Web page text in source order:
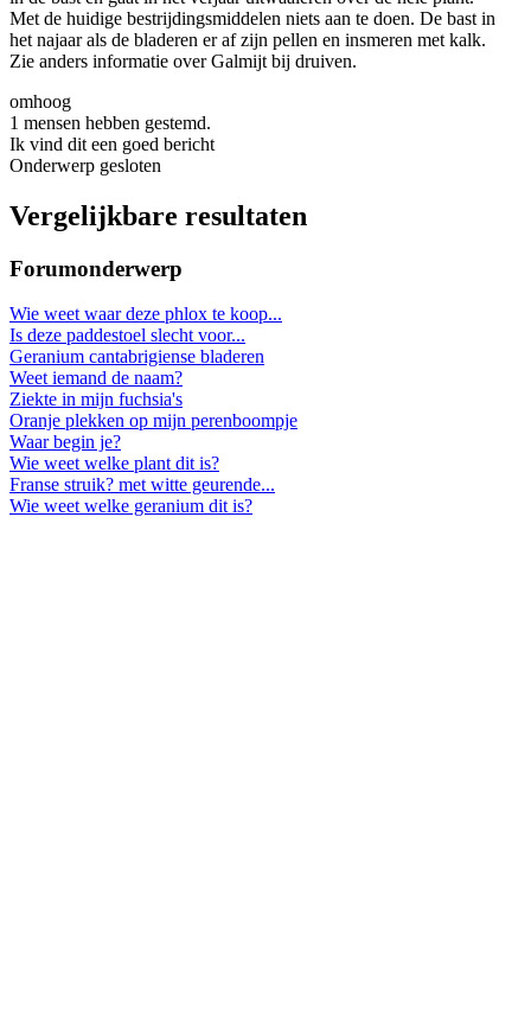
Met de huidige bestrijdingsmiddelen niets aan te doen. De bast in
het najaar als de bladeren er af zijn pellen en insmeren met kalk.
Zie anders informatie over Galmijt bij druiven.
omhoog
1 mensen hebben gestemd.
Ik vind dit een goed bericht
Onderwerp gesloten
Vergelijkbare resultaten
Forumonderwerp
Wie weet waar deze phlox te koop...
Is deze paddestoel slecht voor...
Geranium cantabrigiense bladeren
Weet iemand de naam?
Ziekte in mijn fuchsia's
Oranje plekken op mijn perenboompje
Waar begin je?
Wie weet welke plant dit is?
Franse struik? met witte geurende...
Wie weet welke geranium dit is?